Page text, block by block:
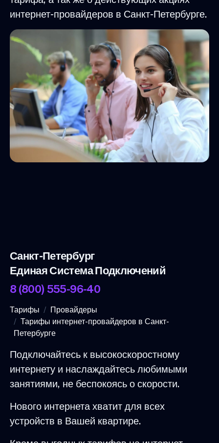
интернет-провайдеров в Санкт-Петербурге.
Санкт-Петербург
Единая Система Подключений
8 (800) 555-96-40
Тарифы
Провайдеры
Тарифы интернет-провайдеров в Санкт-
Петербурге
Подключайтесь к высокоскоростному
интернету и наслаждайтесь любимыми
занятиями, не беспокоясь о скорости.
Нового интернета хватит для всех
устройств в Вашей квартире.